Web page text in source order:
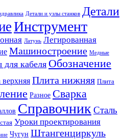
Детали и узлы станков Детали
Инструмент
Латунь Легированная
Машиностроение Медные
кабеля Обозначение
Плита нижняя Плита
Разное Сварка
Справочник Сталь
Уроки проектирования
Чугун Штангенциркуль